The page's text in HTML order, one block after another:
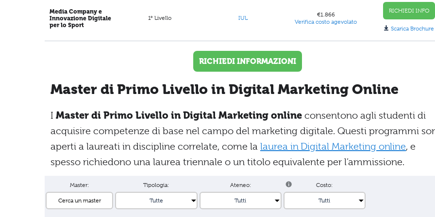
Media Company e
Innovazione Digitale
per lo Sport
1° Livello IUL
€1.866
Verifica costo agevolato
RICHIEDI INFO
Scarica Brochure
RICHIEDI INFORMAZIONI
Master di Primo Livello in Digital Marketing Online
I Master di Primo Livello in Digital Marketing online consentono agli studenti di
acquisire competenze di base nel campo del marketing digitale. Questi programmi
aperti a laureati in discipline correlate, come la laurea in Digital Marketing online, e
spesso richiedono una laurea triennale o un titolo equivalente per l’ammissione.
Master: Tipologia: Ateneo: Costo: